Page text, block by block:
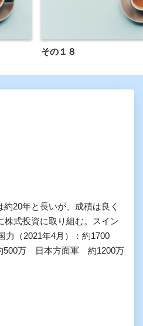
その１８
20年と長いが、成積は良く
株式投資に取り組む。スイン
（2021年4月）：約1700
万 日本方面軍 約1200万